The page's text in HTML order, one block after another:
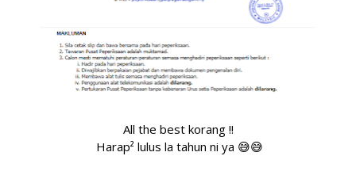
All the best korang !!
Harap² lulus la tahun ni ya 😅😅